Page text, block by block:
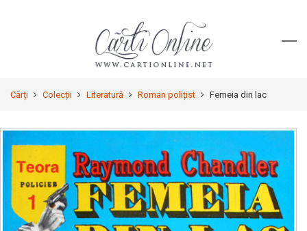
Cărți Colecții Literatură Roman polițist Femeia din lac